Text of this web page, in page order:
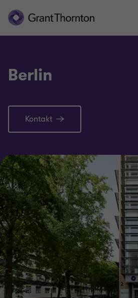
Berlin
Kontakt